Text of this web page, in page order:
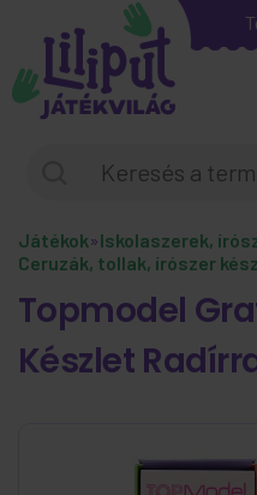
Játékok»Iskolaszerek,
Ceruzák, tollak, írószer
Topmodel
Készlet